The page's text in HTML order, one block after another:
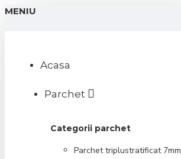
MENIU
Acasa
Parchet
Categorii parchet
Parchet triplustratificat 7mm